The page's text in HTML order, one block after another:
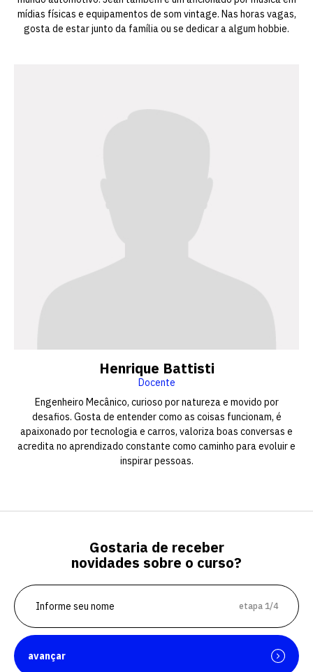
mídias físicas e equipamentos de som vintage. Nas horas vagas,
gosta de estar junto da família ou se dedicar a algum hobbie.
Henrique Battisti
Docente
Engenheiro Mecânico, curioso por natureza e movido por
desafios. Gosta de entender como as coisas funcionam, é
apaixonado por tecnologia e carros, valoriza boas conversas e
acredita no aprendizado constante como caminho para evoluir e
inspirar pessoas.
Gostaria de receber
novidades sobre o curso?
etapa 1/4
avançar